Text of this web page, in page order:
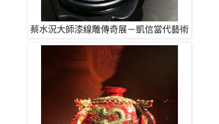
蔡水況大師漆線雕傳奇展－凱信當代藝術